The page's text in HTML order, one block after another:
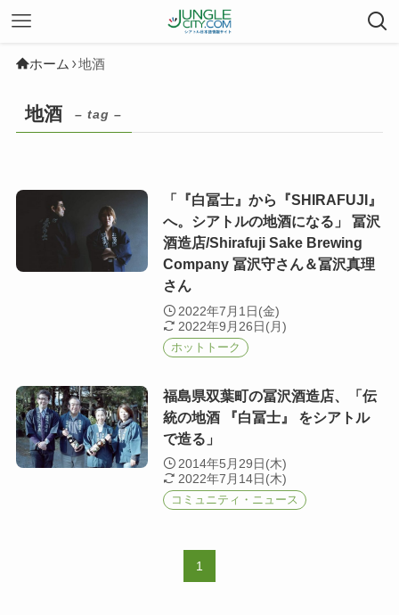
ホーム 地酒
地酒 – tag –
「『白冨士』から『SHIRAFUJI』
へ。シアトルの地酒になる」 冨沢
酒造店/Shirafuji Sake Brewing
Company 冨沢守さん＆冨沢真理
さん
2022年7月1日(金)
2022年9月26日(月)
ホットトーク
福島県双葉町の冨沢酒造店、「伝
統の地酒 『白冨士』 をシアトル
で造る」
2014年5月29日(木)
2022年7月14日(木)
コミュニティ・ニュース
1